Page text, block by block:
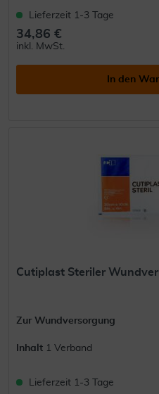
Lieferzeit 1-3 Tage
34,86 €
inkl. MwSt.
In den
Cutiplast Steriler
Zur Wundversorgung
Inhalt 1 Verband
Lieferzeit 1-3 Tage